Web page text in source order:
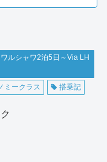
ルシャワ2泊5日～Via LH
ミークラス 搭乗記